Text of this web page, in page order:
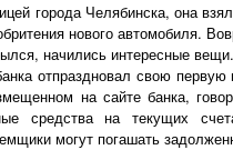
города Челябинска, она
нового автомобиля.
начились интересные
отпраздновал свою
на сайте банка,
средства на текущих
могут погашать